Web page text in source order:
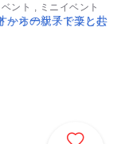
ント , ミニイベント